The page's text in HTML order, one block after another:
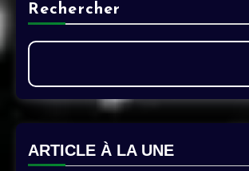
Rechercher
ARTICLE À LA UNE